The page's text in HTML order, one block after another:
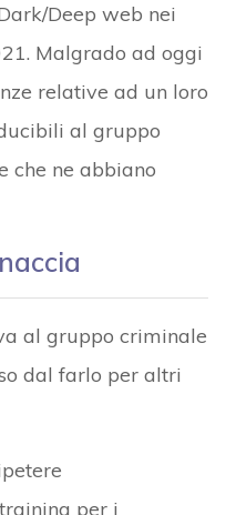
Deep web nei
Malgrado ad oggi
relative ad un loro
al gruppo
che ne abbiano
al gruppo criminale
dal farlo per altri
per i